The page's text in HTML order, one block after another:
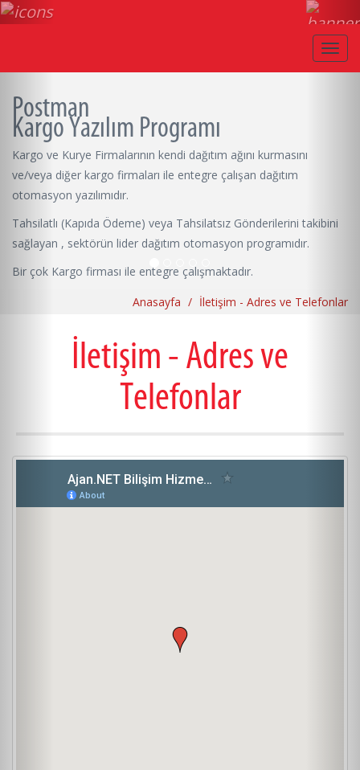
Postman
Kargo Yazılım Programı
Kargo ve Kurye Firmalarının kendi dağıtım ağını kurmasını
ve/veya diğer kargo firmaları ile entegre çalışan dağıtım
otomasyon yazılımıdır.
Tahsilatlı (Kapıda Ödeme) veya Tahsilatsız Gönderilerini takibini
sağlayan , sektörün lider dağıtım otomasyon programıdır.
Bir çok Kargo firması ile entegre çalışmaktadır.
Anasayfa
İletişim - Adres ve Telefonlar
İletişim - Adres ve
Telefonlar